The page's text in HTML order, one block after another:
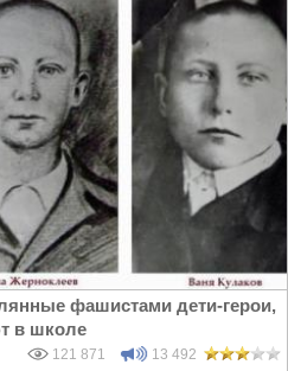
фашистами дети-герои,
в школе
121 871 13 492